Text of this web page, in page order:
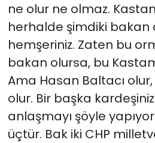
ne olur ne olmaz.
herhalde şimdiki bakan
hemşeriniz. Zaten bu
bakan olursa, bu
Ama Hasan Baltacı
olur. Bir başka
anlaşmayı şöyle
üçtür. Bak iki CHP